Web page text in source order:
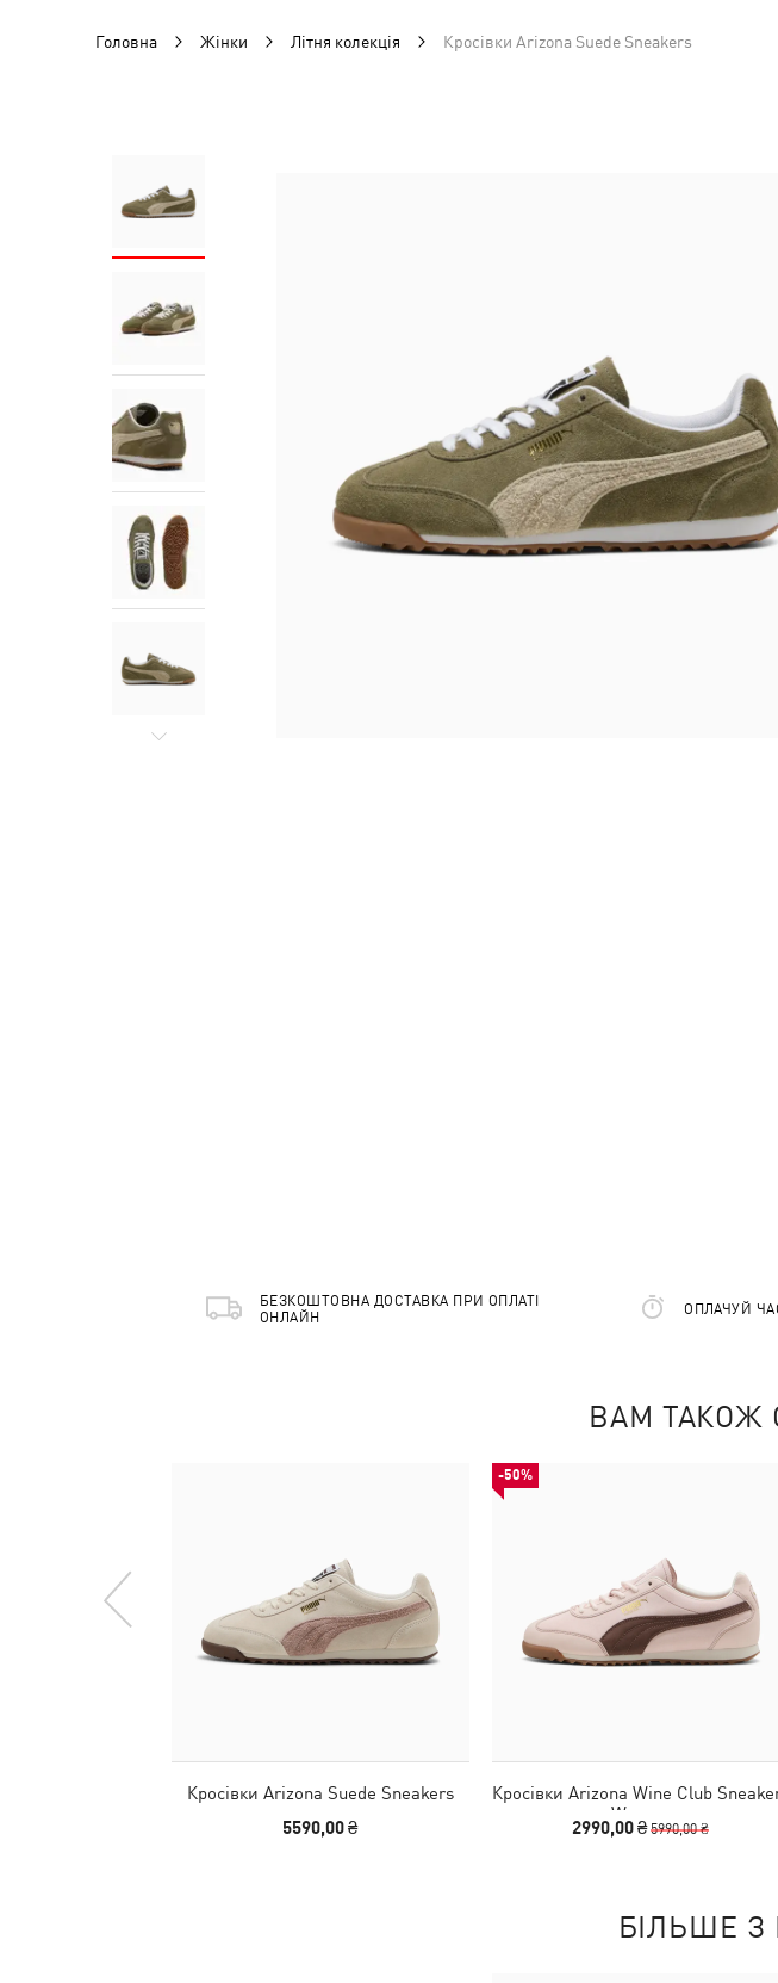
Головна Жінки Літня колекція Кросівки Arizona Suede Sneakers
БЕЗКОШТОВНА ДОСТАВКА ПРИ ОПЛАТІ
ОНЛАЙН
ОПЛАЧУЙ
ВАМ ТАКОЖ
Кросівки Arizona Suede Sneakers
5590,00 ₴
-50%
Кросівки Arizona Wine Club
Women
2990,00 ₴5990,00 ₴
БІЛЬШЕ З